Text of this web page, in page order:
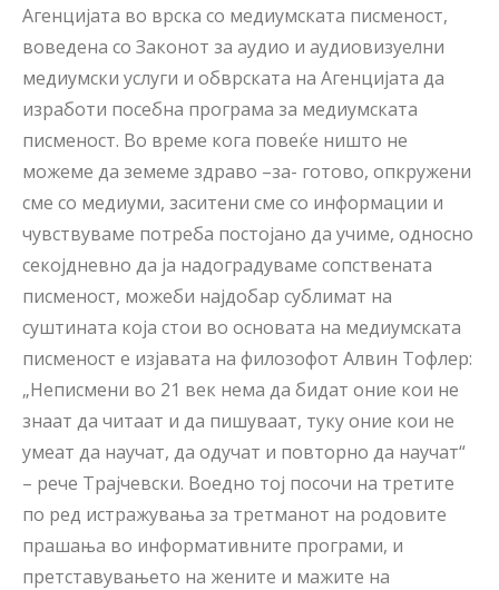
Агенцијата во врска со медиумската писменост,
воведена со Законот за аудио и аудиовизуелни
медиумски услуги и обврската на Агенцијата да
изработи посебна програма за медиумската
писменост. Во време кога повеќе ништо не
можеме да земеме здраво –за- готово, опкружени
сме со медиуми, заситени сме со информации и
чувствуваме потреба постојано да учиме, односно
секојдневно да ја надоградуваме сопствената
писменост, можеби најдобар сублимат на
суштината која стои во основата на медиумската
писменост е изјавата на филозофот Алвин Тофлер:
„Неписмени во 21 век нема да бидат оние кои не
знаат да читаат и да пишуваат, туку оние кои не
умеат да научат, да одучат и повторно да научат“
– рече Трајчевски. Воедно тој посочи на третите
по ред истражувања за третманот на родовите
прашања во информативните програми, и
претставувањето на жените и мажите на